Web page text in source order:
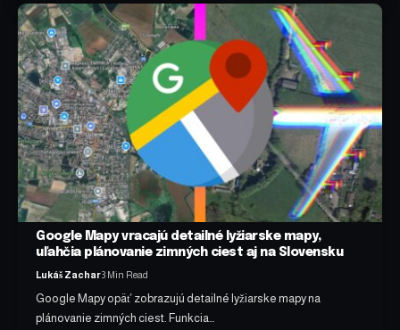
Google Mapy vracajú detailné lyžiarske mapy,
uľahčia plánovanie zimných ciest aj na Slovensku
Lukáš Zachar3 Min Read
Google Mapy opäť zobrazujú detailné lyžiarske mapy na
plánovanie zimných ciest. Funkcia…